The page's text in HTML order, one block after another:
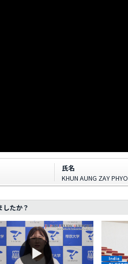
氏名
KHUN AUNG ZAY PHYO
したか？